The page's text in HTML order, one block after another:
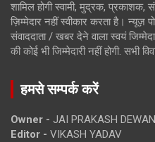
शामिल होगी स्वामी, मुद्रक,
ज़िम्मेदार नहीं स्वीकार करता है। न्यूज़
संवाददाता / खबर देने वाला स्वयं
की कोई भी जिम्मेदारी नहीं होगी. सभी
हमसे सम्पर्क करें
Owner - JAI PRAKASH
Editor - VIKASH YADAV